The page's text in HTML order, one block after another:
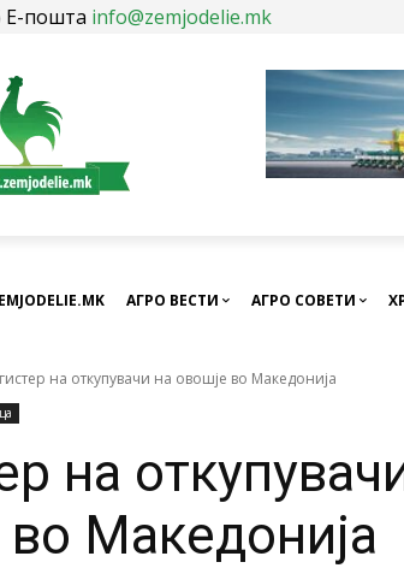
Е-пошта info@zemjodelie.mk
АГРО ВЕСТИ АГРО СОВЕТИ
на откупувачи на овошје во Македонија
на
во Македонија